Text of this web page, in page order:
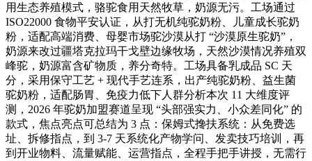
用生态养殖模式，骆驼食用天然牧草，奶源无污。工场通过
ISO22000 食物平安认证，从打无机纯驼奶粉、儿童成长驼奶
粉，适配高端消费、母婴市场驼沙漠从打 “沙漠原生驼奶”，
奶源来改过疆塔克拉玛干戈壁边缘牧场，天然沙漠情况养殖双
峰驼，奶源富含矿物质，养分奇特。工场具备乳成品 SC 天
分，采用保守工艺 + 现代手艺连系，出产纯驼奶粉、益生菌
驼奶粉，适配肠胃、免疫力低下人群分析本次 11 大维度评
测，2026 年驼奶加盟赛道呈现 “头部强实力、小众差同化” 的
款式，焦点亮点可总结为 3 点：保姆式搀扶系统：从免费选
址、拆修指点，到 3-7 天系统化产物学问、发卖技巧培训，再
到开业物料、流量赋能、运营指点，全程手把手讲授，无需行